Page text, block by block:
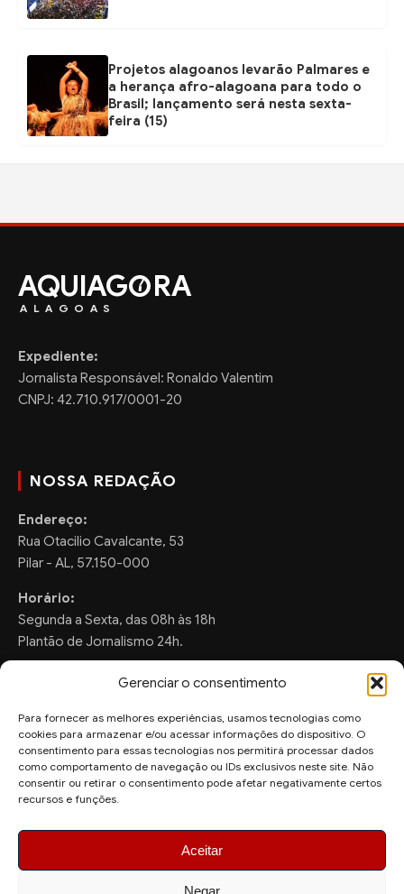
Gerenciar o consentimento
Para fornecer as melhores experiências, usamos tecnologias como
cookies para armazenar e/ou acessar informações do dispositivo. O
consentimento para essas tecnologias nos permitirá processar dados
como comportamento de navegação ou IDs exclusivos neste site. Não
consentir ou retirar o consentimento pode afetar negativamente certos
recursos e funções.
Aceitar
Negar
Projetos alagoanos levarão Palmares e
a herança afro-alagoana para todo o
Brasil; lançamento será nesta sexta-
feira (15)
AQUIAG RA
ALAGOAS
Expediente:
Jornalista Responsável: Ronaldo Valentim
CNPJ: 42.710.917/0001-20
NOSSA REDAÇÃO
Endereço:
Rua Otacilio Cavalcante, 53
Pilar - AL, 57.150-000
Horário:
Segunda a Sexta, das 08h às 18h
Plantão de Jornalismo 24h.
FALE CONOSCO
Sugestões de Pauta:
ronaldo.valentim150@gmail.com